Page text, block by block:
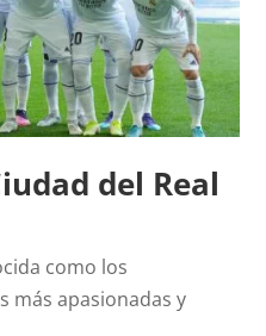
del Real
como los
más apasionadas y